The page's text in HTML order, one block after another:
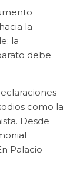
la
la
debe
como la
Desde
Palacio